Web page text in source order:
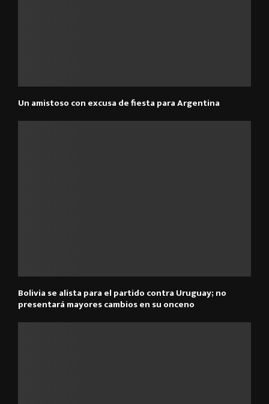
Un amistoso con excusa de fiesta para Argentina
Bolivia se alista para el partido contra Uruguay; no
presentará mayores cambios en su onceno